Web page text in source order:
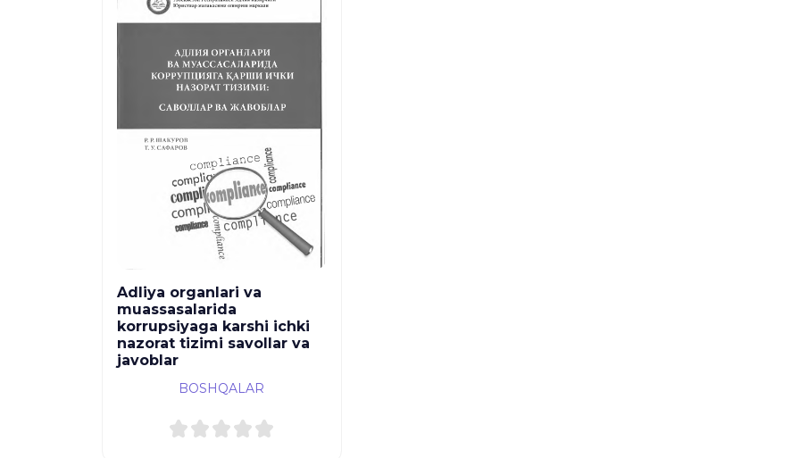
Adliya organlari va
muassasalarida
korrupsiyaga karshi ichki
nazorat tizimi savollar va
javoblar
BOSHQALAR